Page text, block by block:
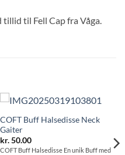
til Fell Cap fra Våga.
COFT Buff Halsedisse Neck
Gaiter
kr.50.00
COFT Buff Halsedisse En unik Buff med